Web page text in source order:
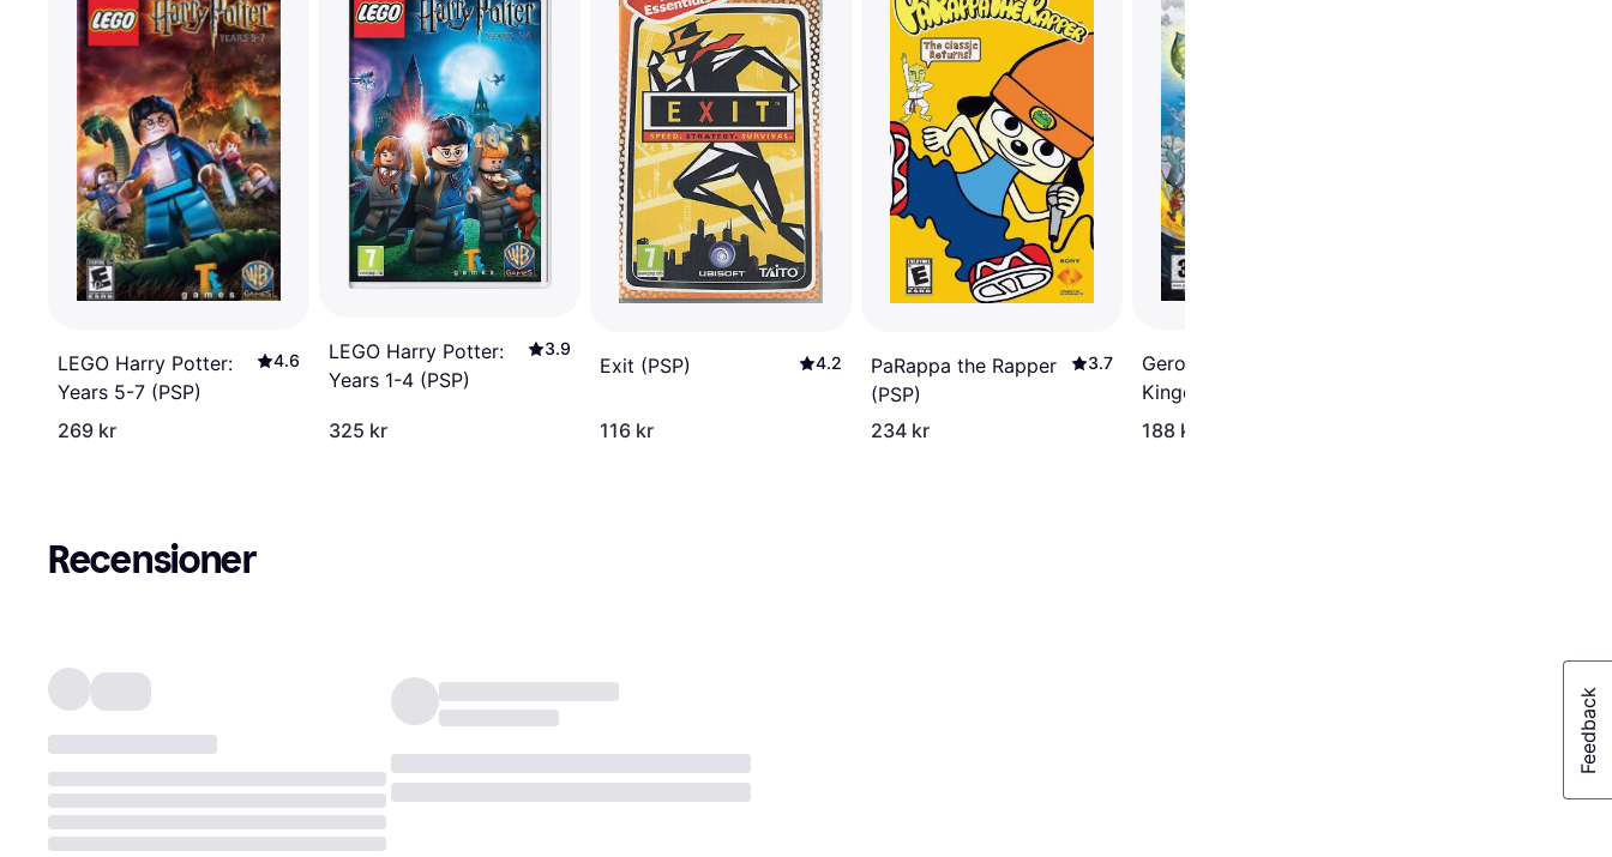
LEGO Harry Potter:
Years 5-7 (PSP)
4.6
269 kr
LEGO Harry Potter:
Years 1-4 (PSP)
3.9
325 kr
Exit (PSP) 4.2
116 kr
PaRappa the Rapper
(PSP)
3.7
234 kr
Geronimo Stilton in the
Kingdom of Fantasy: The
Video Game (PSP)
188 kr
Recensioner